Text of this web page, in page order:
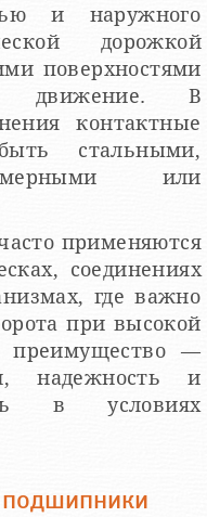
и наружного
дорожкой
поверхностями
движение. В
контактные
стальными,
или
применяются
соединениях
где важно
при высокой
преимущество —
надежность и
в условиях